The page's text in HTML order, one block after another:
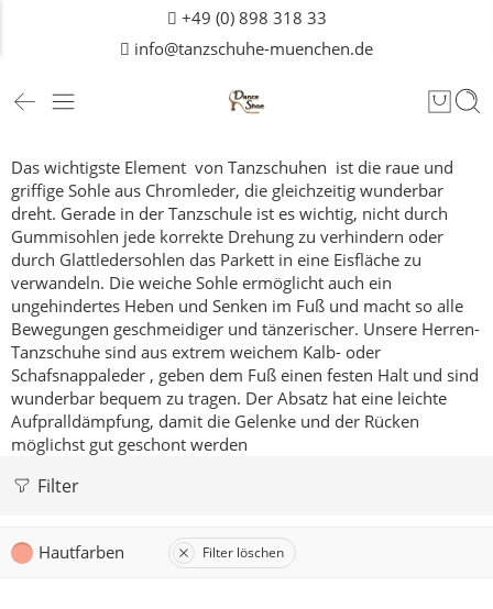
+49 (0) 898 318 33
info@tanzschuhe-muenchen.de
Das wichtigste Element von Tanzschuhen ist die raue und
griffige Sohle aus Chromleder, die gleichzeitig wunderbar
dreht. Gerade in der Tanzschule ist es wichtig, nicht durch
Gummisohlen jede korrekte Drehung zu verhindern oder
durch Glattledersohlen das Parkett in eine Eisfläche zu
verwandeln. Die weiche Sohle ermöglicht auch ein
ungehindertes Heben und Senken im Fuß und macht so alle
Bewegungen geschmeidiger und tänzerischer. Unsere Herren-
Tanzschuhe sind aus extrem weichem Kalb- oder
Schafsnappaleder , geben dem Fuß einen festen Halt und sind
wunderbar bequem zu tragen. Der Absatz hat eine leichte
Aufpralldämpfung, damit die Gelenke und der Rücken
möglichst gut geschont werden
Filter
Hautfarben Filter löschen